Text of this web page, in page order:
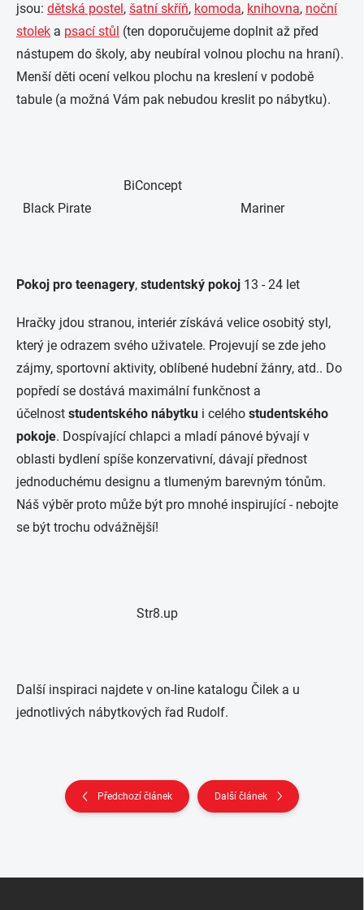
jsou: dětská postel, šatní skříň, komoda, knihovna, noční
stolek a psací stůl (ten doporučujeme doplnit až před
nástupem do školy, aby neubíral volnou plochu na hraní).
Menší děti ocení velkou plochu na kreslení v podobě
tabule (a možná Vám pak nebudou kreslit po nábytku).
BiConcept
Black Pirate Mariner
Pokoj pro teenagery, studentský pokoj 13 - 24 let
Hračky jdou stranou, interiér získává velice osobitý styl,
který je odrazem svého uživatele. Projevují se zde jeho
zájmy, sportovní aktivity, oblíbené hudební žánry, atd.. Do
popředí se dostává maximální funkčnost a
účelnost studentského nábytku i celého studentského
pokoje. Dospívající chlapci a mladí pánové bývají v
oblasti bydlení spíše konzervativní, dávají přednost
jednoduchému designu a tlumeným barevným tónům.
Náš výběr proto může být pro mnohé inspirující - nebojte
se být trochu odvážnější!
Str8.up
Další inspiraci najdete v on-line katalogu Čilek a u
jednotlivých nábytkových řad Rudolf.
Předchozí článek Další článek